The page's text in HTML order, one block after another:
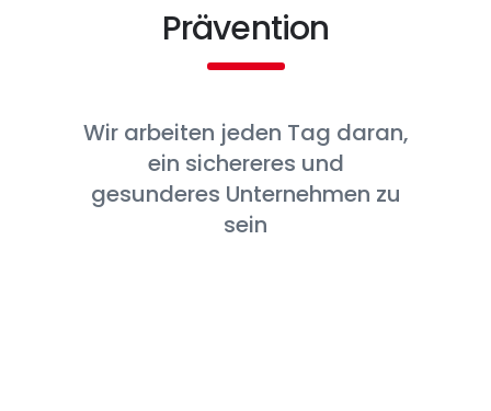
Prävention
Wir arbeiten jeden Tag daran,
ein sichereres und
gesunderes Unternehmen zu
sein